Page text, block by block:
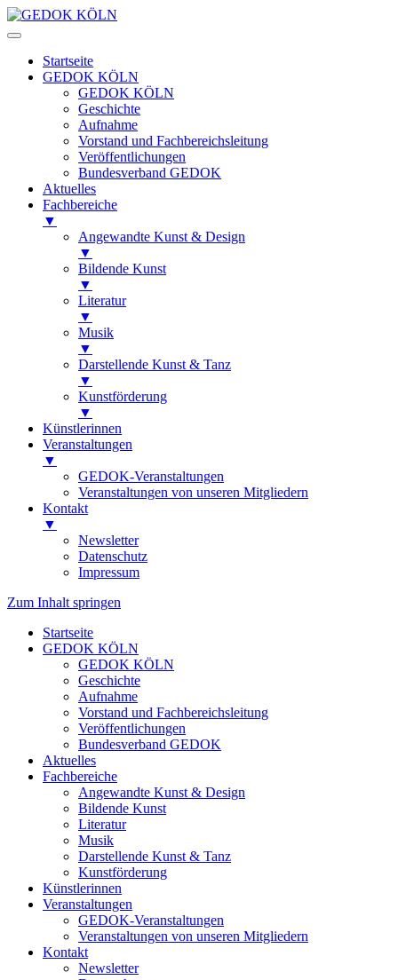
Startseite
GEDOK KÖLN
GEDOK KÖLN
Geschichte
Aufnahme
Vorstand und Fachbereichsleitung
Veröffentlichungen
Bundesverband GEDOK
Aktuelles
Fachbereiche
▼
Angewandte Kunst & Design
▼
Bildende Kunst
▼
Literatur
▼
Musik
▼
Darstellende Kunst & Tanz
▼
Kunstförderung
▼
Künstlerinnen
Veranstaltungen
▼
GEDOK-Veranstaltungen
Veranstaltungen von unseren Mitgliedern
Kontakt
▼
Newsletter
Datenschutz
Impressum
Zum Inhalt springen
Startseite
GEDOK KÖLN
GEDOK KÖLN
Geschichte
Aufnahme
Vorstand und Fachbereichsleitung
Veröffentlichungen
Bundesverband GEDOK
Aktuelles
Fachbereiche
Angewandte Kunst & Design
Bildende Kunst
Literatur
Musik
Darstellende Kunst & Tanz
Kunstförderung
Künstlerinnen
Veranstaltungen
GEDOK-Veranstaltungen
Veranstaltungen von unseren Mitgliedern
Kontakt
Newsletter